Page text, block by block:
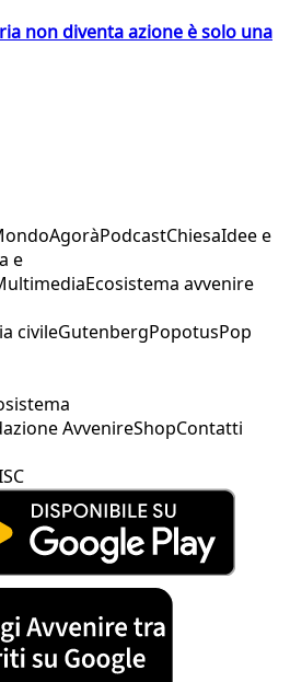
non diventa azione è solo una
AgoràPodcastChiesaIdee e
e
Ecosistema avvenire
civileGutenbergPopotusPop
AvvenireShopContatti